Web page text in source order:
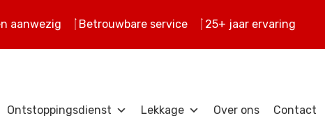
aanwezig Betrouwbare service 25+ jaar ervaring
Ontstoppingsdienst Lekkage Over ons Contact